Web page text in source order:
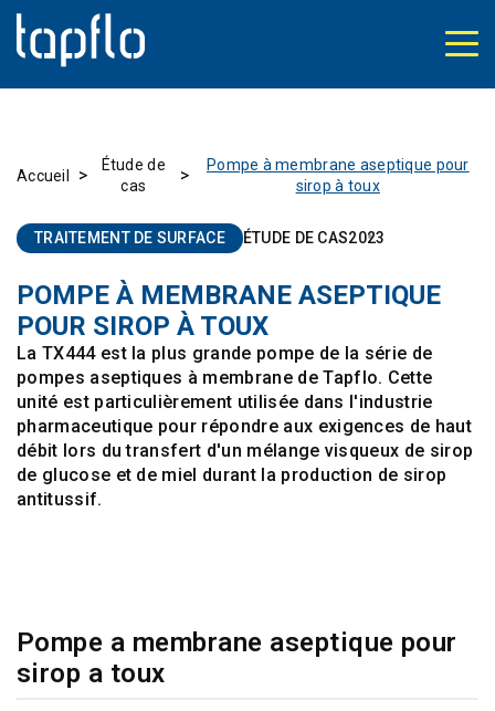
Accueil >
Étude de
cas
>
Pompe à membrane aseptique pour
sirop à toux
TRAITEMENT DE SURFACE ÉTUDE DE CAS2023
POMPE À MEMBRANE ASEPTIQUE
POUR SIROP À TOUX
La TX444 est la plus grande pompe de la série de
pompes aseptiques à membrane de Tapflo. Cette
unité est particulièrement utilisée dans l'industrie
pharmaceutique pour répondre aux exigences de haut
débit lors du transfert d'un mélange visqueux de sirop
de glucose et de miel durant la production de sirop
antitussif.
Pompe a membrane aseptique pour
sirop a toux